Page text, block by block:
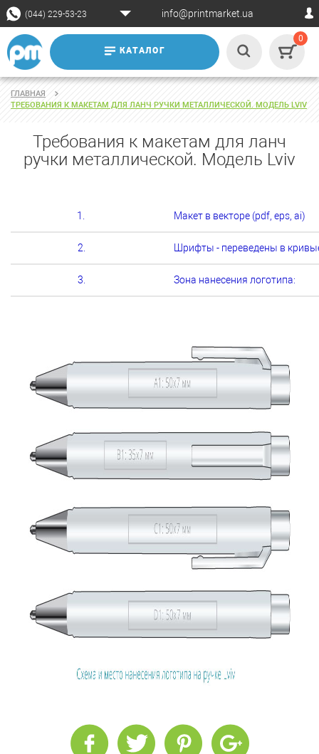
(044) 229-53-23 info@printmarket.ua
КАТАЛОГ
0
ГЛАВНАЯ
ТРЕБОВАНИЯ К МАКЕТАМ ДЛЯ ЛАНЧ РУЧКИ МЕТАЛЛИЧЕСКОЙ. МОДЕЛЬ LVIV
Требования к макетам для ланч
ручки металлической. Модель Lviv
1. Макет в векторе (pdf, eps, ai)
2. Шрифты - переведены в
3. Зона нанесения логотипа: